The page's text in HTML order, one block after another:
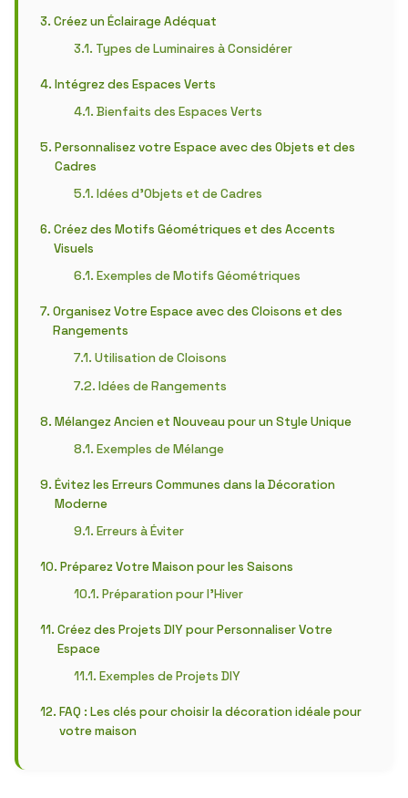
Créez un Éclairage Adéquat
Types de Luminaires à Considérer
Intégrez des Espaces Verts
Bienfaits des Espaces Verts
Personnalisez votre Espace avec des Objets et des
Cadres
Idées d’Objets et de Cadres
Créez des Motifs Géométriques et des Accents
Visuels
Exemples de Motifs Géométriques
Organisez Votre Espace avec des Cloisons et des
Rangements
Utilisation de Cloisons
Idées de Rangements
Mélangez Ancien et Nouveau pour un Style Unique
Exemples de Mélange
Évitez les Erreurs Communes dans la Décoration
Moderne
Erreurs à Éviter
Préparez Votre Maison pour les Saisons
Préparation pour l’Hiver
Créez des Projets DIY pour Personnaliser Votre
Espace
Exemples de Projets DIY
FAQ : Les clés pour choisir la décoration idéale pour
votre maison